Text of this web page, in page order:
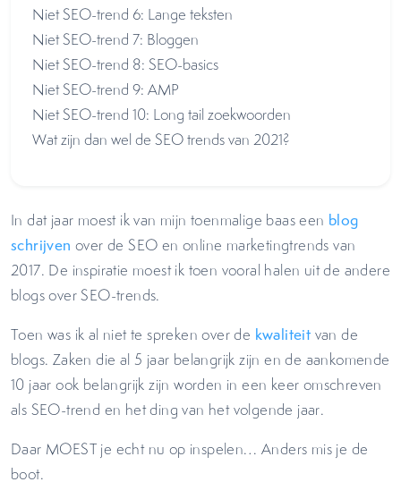
Niet SEO-trend 6: Lange teksten
Niet SEO-trend 7: Bloggen
Niet SEO-trend 8: SEO-basics
Niet SEO-trend 9: AMP
Niet SEO-trend 10: Long tail zoekwoorden
Wat zijn dan wel de SEO trends van 2021?
In dat jaar moest ik van mijn toenmalige baas een blog
schrijven over de SEO en online marketingtrends van
2017. De inspiratie moest ik toen vooral halen uit de andere
blogs over SEO-trends.
Toen was ik al niet te spreken over de kwaliteit van de
blogs. Zaken die al 5 jaar belangrijk zijn en de aankomende
10 jaar ook belangrijk zijn worden in een keer omschreven
als SEO-trend en het ding van het volgende jaar.
Daar MOEST je echt nu op inspelen… Anders mis je de
boot.